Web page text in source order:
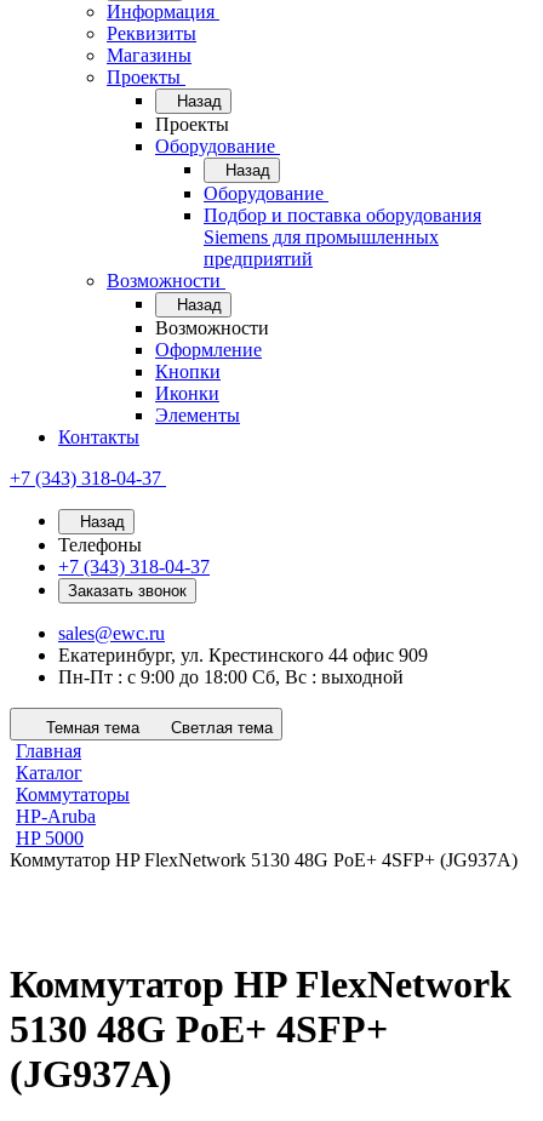
Информация
Реквизиты
Магазины
Проекты
Назад
Проекты
Оборудование
Назад
Оборудование
Подбор и поставка оборудования
Siemens для промышленных
предприятий
Возможности
Назад
Возможности
Оформление
Кнопки
Иконки
Элементы
Контакты
+7 (343) 318-04-37
Назад
Телефоны
+7 (343) 318-04-37
Заказать звонок
sales@ewc.ru
Екатеринбург, ул. Крестинского 44 офис 909
Пн-Пт : с 9:00 до 18:00 Сб, Вс : выходной
Темная тема Светлая тема
Главная
Каталог
Коммутаторы
HP-Aruba
HP 5000
Коммутатор HP FlexNetwork 5130 48G PoE+ 4SFP+ (JG937A)
Коммутатор HP FlexNetwork
5130 48G PoE+ 4SFP+
(JG937A)